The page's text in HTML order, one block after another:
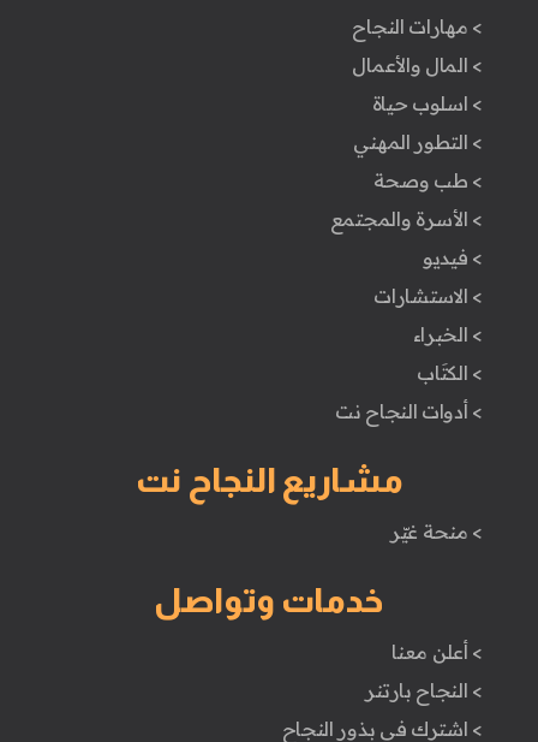
> مهارات النجاح
> المال والأعمال
> اسلوب حياة
> التطور المهني
> طب وصحة
> الأسرة والمجتمع
> فيديو
> الاستشارات
> الخبراء
> الكتَاب
> أدوات النجاح نت
مشاريع النجاح نت
> منحة غيّر
خدمات وتواصل
> أعلن معنا
> النجاح بارتنر
> اشترك في بذور النجاح